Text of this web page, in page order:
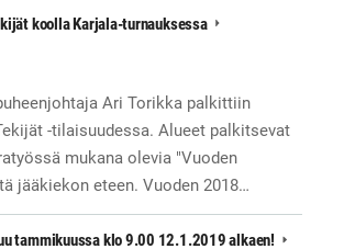
koolla Karjala-turnauksessa
Ari Torikka palkittiin
-tilaisuudessa. Alueet palkitsevat
mukana olevia "Vuoden
jääkiekon eteen. Vuoden 2018…
tammikuussa klo 9.00 12.1.2019 alkaen!